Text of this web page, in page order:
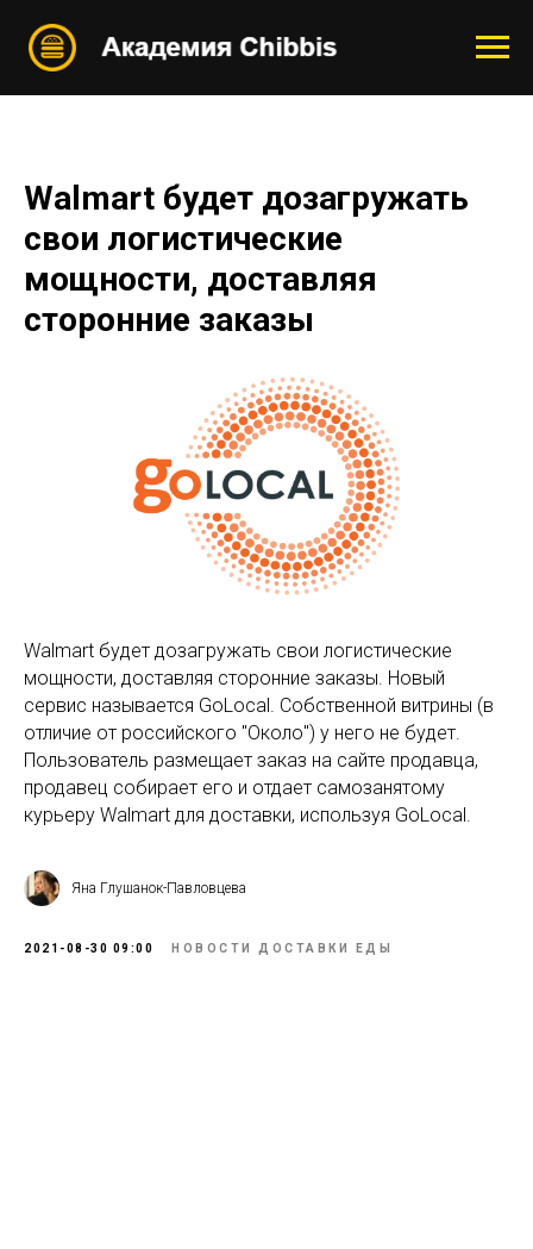
Walmart будет дозагружать
свои логистические
мощности, доставляя
сторонние заказы
Walmart будет дозагружать свои логистические
мощности, доставляя сторонние заказы. Новый
сервис называется GoLocal. Собственной витрины (в
отличие от российского "Около") у него не будет.
Пользователь размещает заказ на сайте продавца,
продавец собирает его и отдает самозанятому
курьеру Walmart для доставки, используя GoLocal.
Яна Глушанок-Павловцева
2021-08-30 09:00 НОВОСТИ ДОСТАВКИ ЕДЫ